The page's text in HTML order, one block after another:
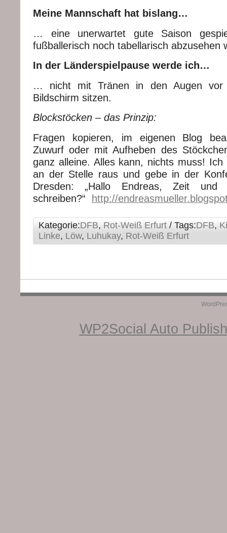
Meine Mannschaft hat bislang…
… eine unerwartet gute Saison
fußballerisch noch tabellarisch abzusehen
In der Länderspielpause werde ich…
… nicht mit Tränen in den Augen vor
Bildschirm sitzen.
Blockstöcken – das Prinzip:
Fragen kopieren, im eigenen Blog
Zuwurf oder mit Aufheben des
ganz alleine. Alles kann, nichts muss! Ich
an der Stelle raus und gebe in der
Dresden: „Hallo Endreas, Zeit
schreiben?“
http://
Kategorie:DFB, Rot-Weiß Erfurt / Tags:DFB,
Linke, Löw, Luhukay, Rot-Weiß Erfurt
WP2Social Auto Publish